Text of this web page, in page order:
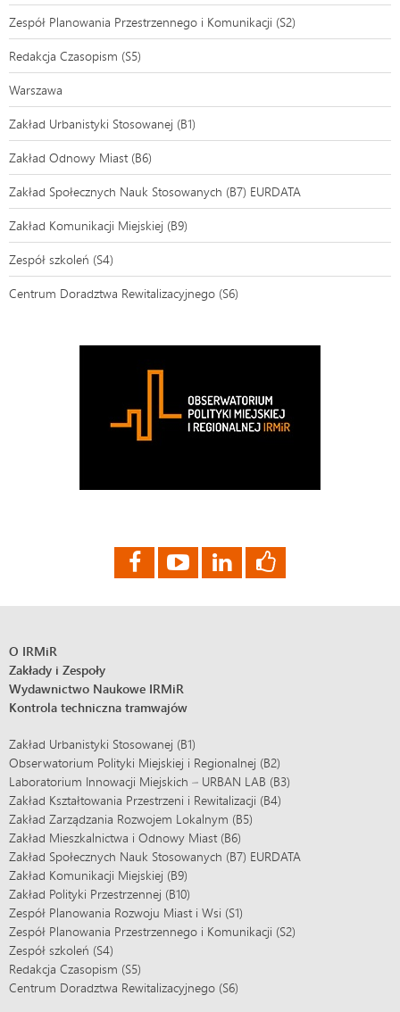
Zespół Planowania Przestrzennego i Komunikacji (S2)
Redakcja Czasopism (S5)
Warszawa
Zakład Urbanistyki Stosowanej (B1)
Zakład Odnowy Miast (B6)
Zakład Społecznych Nauk Stosowanych (B7) EURDATA
Zakład Komunikacji Miejskiej (B9)
Zespół szkoleń (S4)
Centrum Doradztwa Rewitalizacyjnego (S6)
O IRMiR
Zakłady i Zespoły
Wydawnictwo Naukowe IRMiR
Kontrola techniczna tramwajów
Zakład Urbanistyki Stosowanej (B1)
Obserwatorium Polityki Miejskiej i Regionalnej (B2)
Laboratorium Innowacji Miejskich – URBAN LAB (B3)
Zakład Kształtowania Przestrzeni i Rewitalizacji (B4)
Zakład Zarządzania Rozwojem Lokalnym (B5)
Zakład Mieszkalnictwa i Odnowy Miast (B6)
Zakład Społecznych Nauk Stosowanych (B7) EURDATA
Zakład Komunikacji Miejskiej (B9)
Zakład Polityki Przestrzennej (B10)
Zespół Planowania Rozwoju Miast i Wsi (S1)
Zespół Planowania Przestrzennego i Komunikacji (S2)
Zespół szkoleń (S4)
Redakcja Czasopism (S5)
Centrum Doradztwa Rewitalizacyjnego (S6)